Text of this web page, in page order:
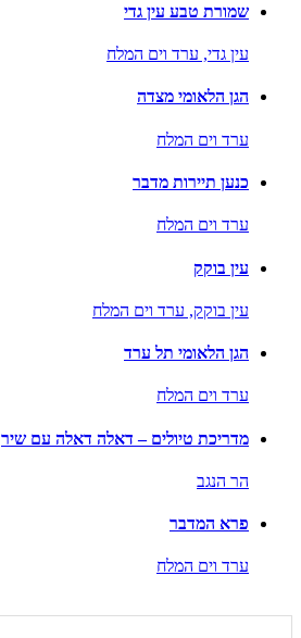
שמורת טבע עין גדי
עין גדי, ערד וים המלח
הגן הלאומי מצדה
ערד וים המלח
כנען תיירות מדבר
ערד וים המלח
עין בוקק
עין בוקק, ערד וים המלח
הגן הלאומי תל ערד
ערד וים המלח
מדריכת טיולים – דאלה דאלה עם שיר
הר הנגב
פרא המדבר
ערד וים המלח